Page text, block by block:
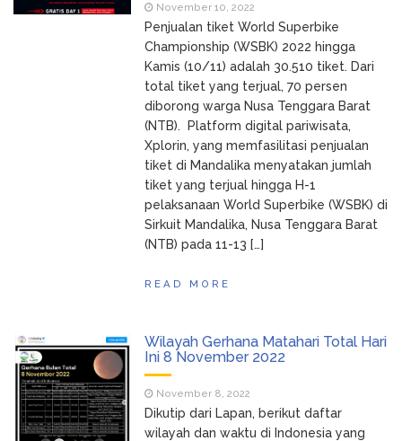
November 10, 2022
Penjualan tiket World Superbike
Championship (WSBK) 2022 hingga
Kamis (10/11) adalah 30.510 tiket. Dari
total tiket yang terjual, 70 persen
diborong warga Nusa Tenggara Barat
(NTB). Platform digital pariwisata,
Xplorin, yang memfasilitasi penjualan
tiket di Mandalika menyatakan jumlah
tiket yang terjual hingga H-1
pelaksanaan World Superbike (WSBK) di
Sirkuit Mandalika, Nusa Tenggara Barat
(NTB) pada 11-13 […]
READ MORE
Wilayah Gerhana Matahari Total Hari
Ini 8 November 2022
November 8, 2022
Dikutip dari Lapan, berikut daftar
wilayah dan waktu di Indonesia yang